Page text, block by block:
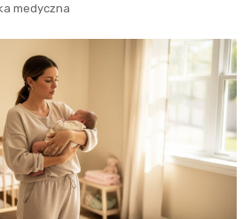
medyczna